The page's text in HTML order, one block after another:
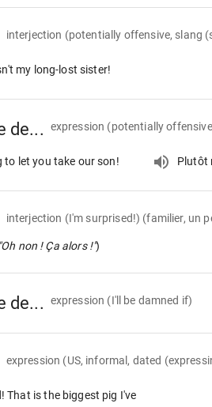
interjection (potentially offensive, slang
my long-lost sister!
de... expression (potentially
to let you take our son! Plutôt
interjection (I'm surprised!) (familier, un
non ! Ça alors !")
de... expression (I'll be damned if)
expression (US, informal, dated
That is the biggest pig I've